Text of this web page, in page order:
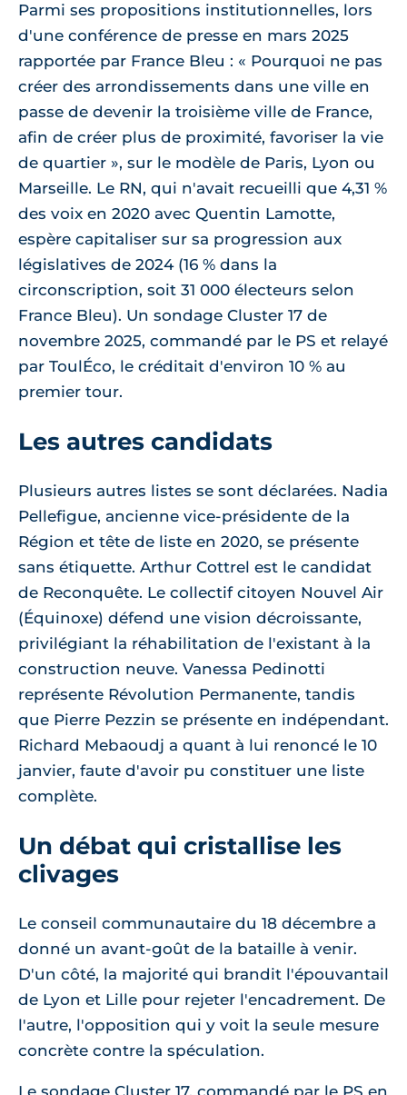
Parmi ses propositions institutionnelles, lors
d'une conférence de presse en mars 2025
rapportée par France Bleu : « Pourquoi ne pas
créer des arrondissements dans une ville en
passe de devenir la troisième ville de France,
afin de créer plus de proximité, favoriser la vie
de quartier », sur le modèle de Paris, Lyon ou
Marseille. Le RN, qui n'avait recueilli que 4,31 %
des voix en 2020 avec Quentin Lamotte,
espère capitaliser sur sa progression aux
législatives de 2024 (16 % dans la
circonscription, soit 31 000 électeurs selon
France Bleu). Un sondage Cluster 17 de
novembre 2025, commandé par le PS et relayé
par ToulÉco, le créditait d'environ 10 % au
premier tour.
Les autres candidats
Plusieurs autres listes se sont déclarées. Nadia
Pellefigue, ancienne vice-présidente de la
Région et tête de liste en 2020, se présente
sans étiquette. Arthur Cottrel est le candidat
de Reconquête. Le collectif citoyen Nouvel Air
(Équinoxe) défend une vision décroissante,
privilégiant la réhabilitation de l'existant à la
construction neuve. Vanessa Pedinotti
représente Révolution Permanente, tandis
que Pierre Pezzin se présente en indépendant.
Richard Mebaoudj a quant à lui renoncé le 10
janvier, faute d'avoir pu constituer une liste
complète.
Un débat qui cristallise les
clivages
Le conseil communautaire du 18 décembre a
donné un avant-goût de la bataille à venir.
D'un côté, la majorité qui brandit l'épouvantail
de Lyon et Lille pour rejeter l'encadrement. De
l'autre, l'opposition qui y voit la seule mesure
concrète contre la spéculation.
Le sondage Cluster 17, commandé par le PS en